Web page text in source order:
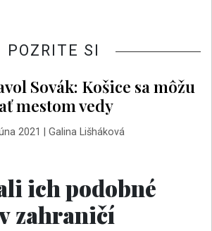
POZRITE SI
Sovák: Košice sa môžu
mestom vedy
2021 Galina Lišháková
ich podobné
zahraničí